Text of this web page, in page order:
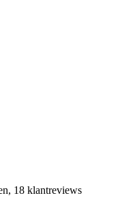
18 klantreviews